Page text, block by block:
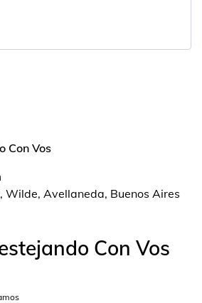
Con Vos
Wilde, Avellaneda, Buenos Aires
Con Vos